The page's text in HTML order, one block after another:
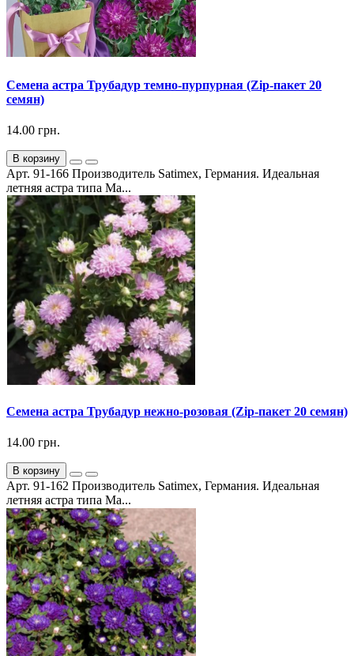
Семена астра Трубадур темно-пурпурная (Zip-пакет 20
семян)
14.00 грн.
В корзину
Арт. 91-166 Производитель Satimex, Германия. Идеальная
летняя астра типа Ма...
Семена астра Трубадур нежно-розовая (Zip-пакет 20 семян)
14.00 грн.
В корзину
Арт. 91-162 Производитель Satimex, Германия. Идеальная
летняя астра типа Ма...